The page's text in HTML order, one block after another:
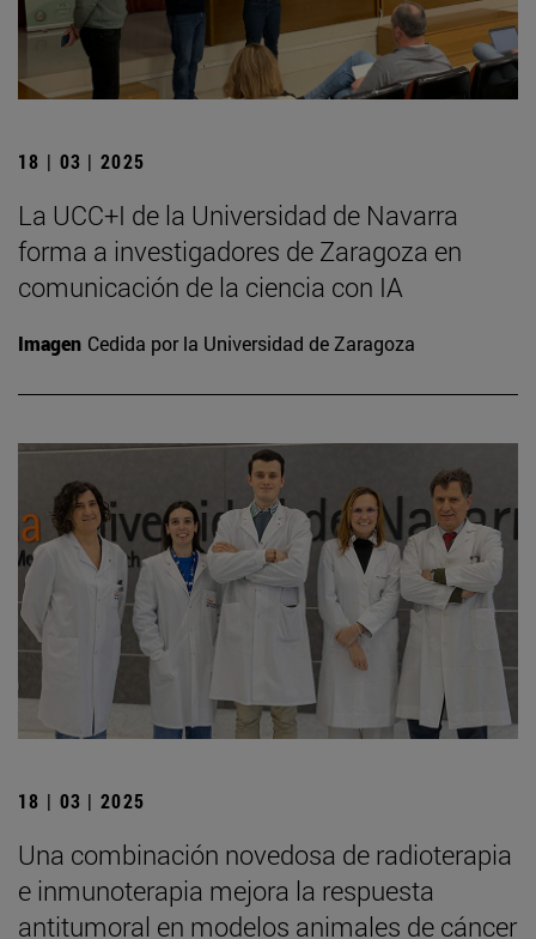
18 | 03 | 2025
La UCC+I de la Universidad de Navarra
forma a investigadores de Zaragoza en
comunicación de la ciencia con IA
Imagen Cedida por la Universidad de Zaragoza
18 | 03 | 2025
Una combinación novedosa de radioterapia
e inmunoterapia mejora la respuesta
antitumoral en modelos animales de cáncer